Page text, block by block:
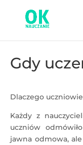
Gdy
Dlaczego
Każdy z
uczniów
jawna odmowa,